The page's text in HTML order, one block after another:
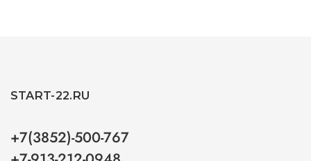
START-22.RU
+7(3852)-500-767